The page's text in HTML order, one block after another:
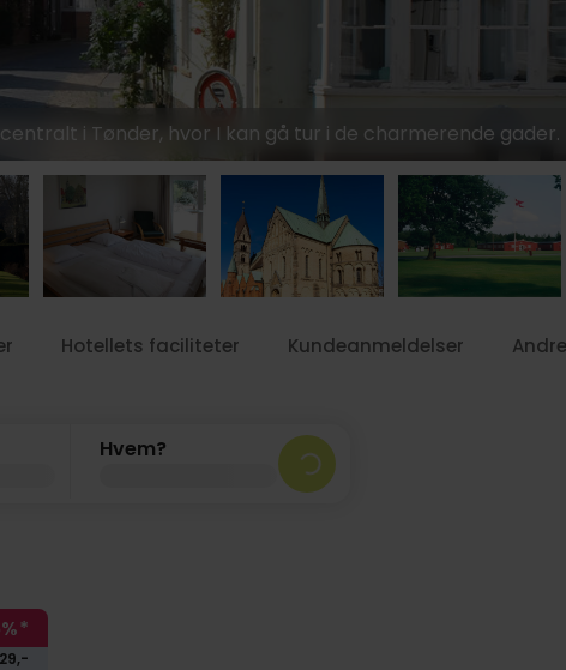
i Tønder, hvor I kan gå tur i de charmerende gader.
Hotellets faciliteter Kundeanmeldelser
Hvem?
Loading
*